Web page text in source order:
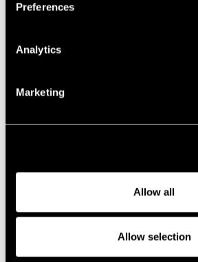
Preferences
Analytics
Marketing
Allow all
Allow selection
Nyheter, event och insikter